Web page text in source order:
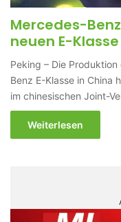
Mercedes-
neuen E-
Peking – Die
Benz E-Klasse in China
im chinesischen Joint-
Weiterlesen